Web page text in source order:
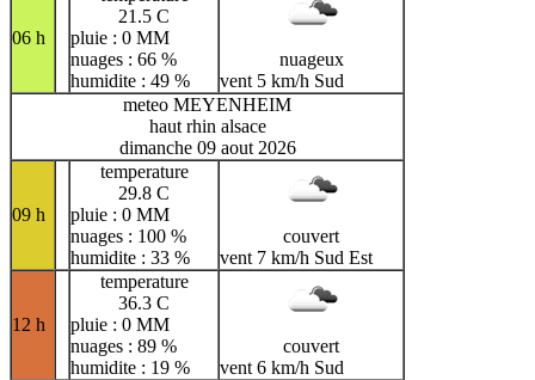
06 h
21.5 C
pluie : 0 MM
nuages : 66 %
humidite : 49 %
nuageux
vent 5 km/h Sud
meteo MEYENHEIM
haut rhin alsace
dimanche 09 aout 2026
09 h
temperature
29.8 C
pluie : 0 MM
nuages : 100 %
humidite : 33 %
couvert
vent 7 km/h Sud Est
12 h
temperature
36.3 C
pluie : 0 MM
nuages : 89 %
humidite : 19 %
couvert
vent 6 km/h Sud